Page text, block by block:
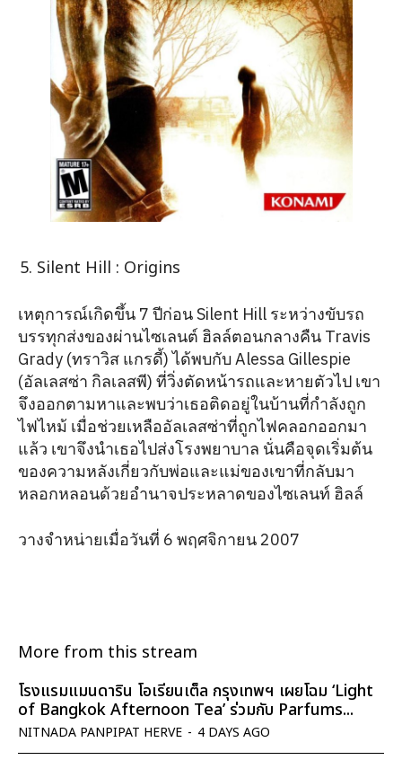
Silent Hill : Origins
เหตุการณ์เกิดขึ้น 7 ปีก่อน Silent Hill ระหว่างขับรถ
บรรทุกส่งของผ่านไซเลนต์ ฮิลล์ตอนกลางคืน Travis
Grady (ทราวิส แกรดี้) ได้พบกับ Alessa Gillespie
(อัลเลสซ่า กิลเลสพี) ที่วิ่งตัดหน้ารถและหายตัวไป เขา
จึงออกตามหาและพบว่าเธอติดอยู่ในบ้านที่กำลังถูก
ไฟไหม้ เมื่อช่วยเหลืออัลเลสซ่าที่ถูกไฟคลอกออกมา
แล้ว เขาจึงนำเธอไปส่งโรงพยาบาล นั่นคือจุดเริ่มต้น
ของความหลังเกี่ยวกับพ่อและแม่ของเขาที่กลับมา
หลอกหลอนด้วยอำนาจประหลาดของไซเลนท์ ฮิลล์
วางจำหน่ายเมื่อวันที่ 6 พฤศจิกายน 2007
More from this stream
โรงแรมแมนดาริน โอเรียนเต็ล กรุงเทพฯ เผยโฉม ‘Light
of Bangkok Afternoon Tea’ ร่วมกับ Parfums...
NITNADA PANPIPAT HERVE - 4 DAYS AGO